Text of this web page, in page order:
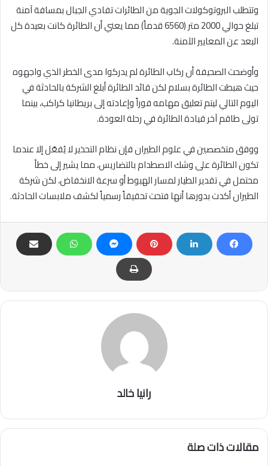
وتتطلب البروتوكولات الجوية من الطائرات تفادي الجبال بمسافة آمنة
تبلغ حوالي 2000 متر (6560 قدماً) مما يعني أن الطائرة كانت بعيدة كل
البعد عن المعايير الآمنة.
وأوضحت الصحيفة أن ركاب الطائرة لم يدركوا مدى الخطر الذي واجهوه
حيث هبطت الطائرة بسلام لكن قائد الطائرة أبلغ الشركة بالحادثة في
اليوم التالي ليتم تعليق مهامه فوراً وإعادته إلى بريطانيا كراكب، بينما
تولى طاقم آخر قيادة الطائرة في رحلة العودة.
ووفق متخصصين في علوم الطيران فإن نظام التحذير لا يُفعّل إلا عندما
تكون الطائرة على وشك الاصطدام بالتضاريس، مما يشير إلى خطأ
محتمل في تقدير الطيار لمسار الهبوط أو سرعة الانخفاض، لكن شركة
الطيران أكدت بدورها أنها فتحت تحقيقاً رسمياً لكشف ملابسات الحادثة.
رانيا خالد
مقالات ذات صلة